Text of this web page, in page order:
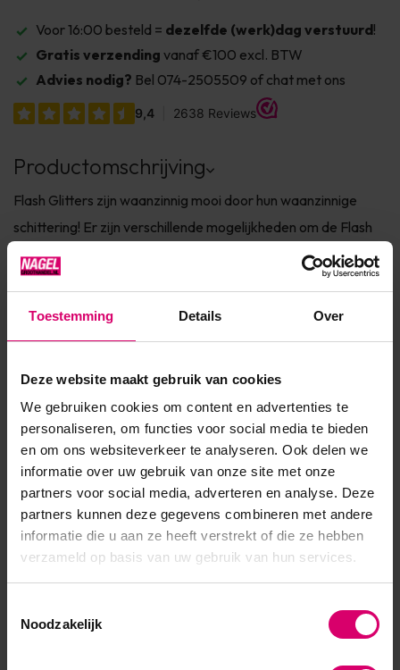
Toestemming Details Over
Deze website maakt gebruik van cookies
We gebruiken cookies om content en advertenties te
personaliseren, om functies voor social media te bieden
en om ons websiteverkeer te analyseren. Ook delen we
informatie over uw gebruik van onze site met onze
partners voor social media, adverteren en analyse. Deze
partners kunnen deze gegevens combineren met andere
informatie die u aan ze heeft verstrekt of die ze hebben
verzameld op basis van uw gebruik van hun services.
Noodzakelijk
Voor 16:00 besteld = dezelfde (werk)dag verstuurd!
Gratis verzending vanaf €100 excl. BTW
Advies nodig? Bel 074-2505509 of chat met ons
Productomschrijving
Flash Glitters zijn waanzinnig mooi door hun waanzinnige
schittering! Er zijn verschillende mogelijkheden om de Flash
glitters toe te passen met verschillende super gave
effecten!We helpen je graag met onderstaande
stappenplannen op weg. Creëer het Sugar effect:Breng
Toon meer